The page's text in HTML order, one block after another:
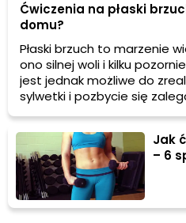
Ćwiczenia na płaski
domu?
Płaski brzuch to marzenie
ono silnej woli i kilku
jest jednak możliwe do
sylwetki i pozbycie się
tłuszczu będzie możliwe
odpowiedniej diety oraz
regularnej aktywności
płaski brzuch sprawią, że
rezultaty i jak efektywnie
Podpowiadamy!
Jak
– 6